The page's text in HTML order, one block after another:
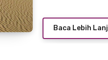
Baca Lebih